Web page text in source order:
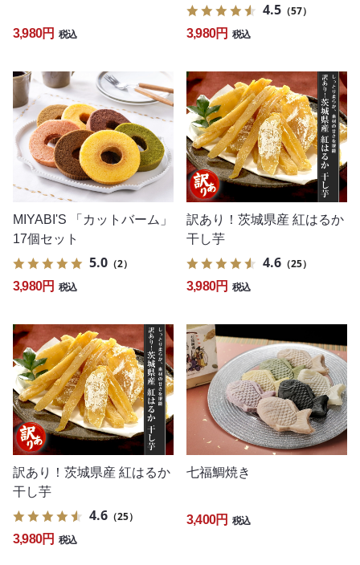
3,980円 税込
4.5 （57）
3,980円 税込
MIYABI'S 「カットバーム」
17個セット
5.0 （2）
3,980円 税込
訳あり！茨城県産 紅はるか
干し芋
4.6 （25）
3,980円 税込
訳あり！茨城県産 紅はるか
干し芋
4.6 （25）
3,980円 税込
七福鯛焼き
3,400円 税込